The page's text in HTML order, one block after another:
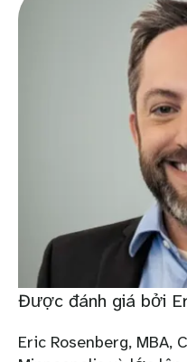
Được đánh giá bởi
Eric Rosenberg, MBA,